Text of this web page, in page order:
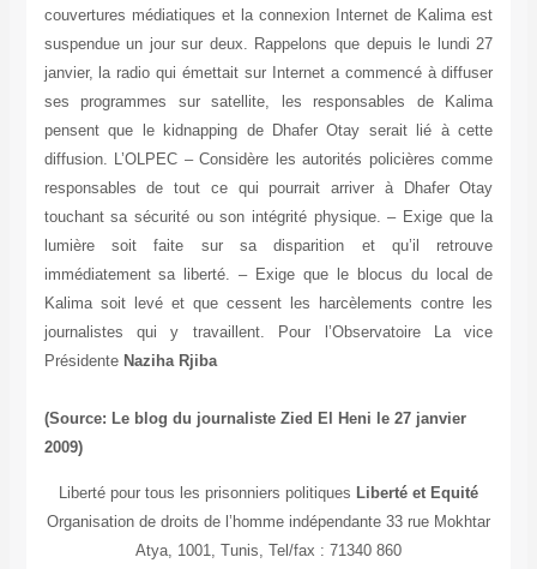
couvertures médiatiques et la connexion Internet de Kalima est
suspendue un jour sur deux. Rappelons que depuis le lundi 27
janvier, la radio qui émettait sur Internet a commencé à diffuser
ses programmes sur satellite, les responsables de Kalima
pensent que le kidnapping de Dhafer Otay serait lié à cette
diffusion. L’OLPEC – Considère les autorités policières comme
responsables de tout ce qui pourrait arriver à Dhafer Otay
touchant sa sécurité ou son intégrité physique. – Exige que la
lumière soit faite sur sa disparition et qu’il retrouve
immédiatement sa liberté. – Exige que le blocus du local de
Kalima soit levé et que cessent les harcèlements contre les
journalistes qui y travaillent. Pour l’Observatoire La vice
Présidente Naziha Rjiba
(Source: Le blog du journaliste Zied El Heni le 27 janvier
2009)
Liberté pour tous les prisonniers politiques Liberté et Equité
Organisation de droits de l’homme indépendante 33 rue Mokhtar
Atya, 1001, Tunis, Tel/fax : 71340 860